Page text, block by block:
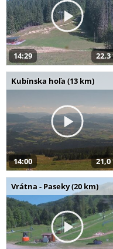
14:29 22,3
Kubínska hoľa (13 km)
14:00 21,0
Vrátna - Paseky (20 km)